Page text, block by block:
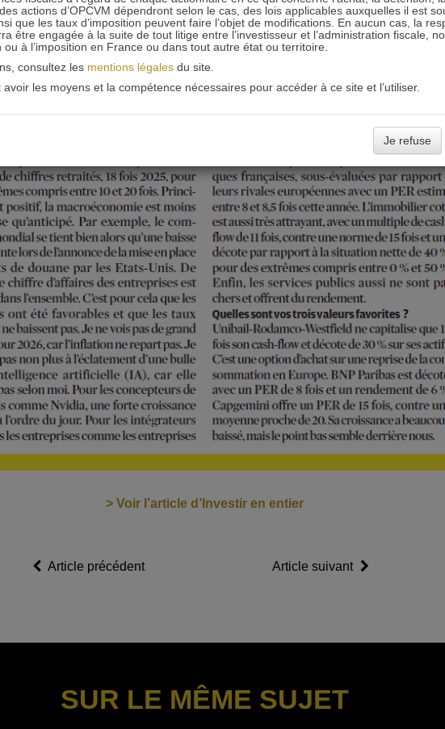
> Voir l’article d’Investir en entier
Article précédent Article suivant
SUR LE MÊME SUJET
actions d’OPCVM dépendront selon le cas, des lois applicables auxquelles il est
que les taux d’imposition peuvent faire l’objet de modifications. En aucun cas, la
être engagée à la suite de tout litige entre l’investisseur et l’administration fiscale,
à l’imposition en France ou dans tout autre état ou territoire.
consultez les mentions légalesdu site.
avoir les moyens et la compétence nécessaires pour accéder à ce site et l’utiliser.
Je refuse